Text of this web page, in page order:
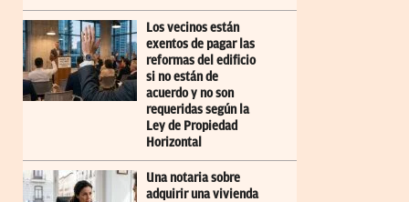
Los vecinos están
exentos de pagar las
reformas del edificio
si no están de
acuerdo y no son
requeridas según la
Ley de Propiedad
Horizontal
Una notaria sobre
adquirir una vivienda